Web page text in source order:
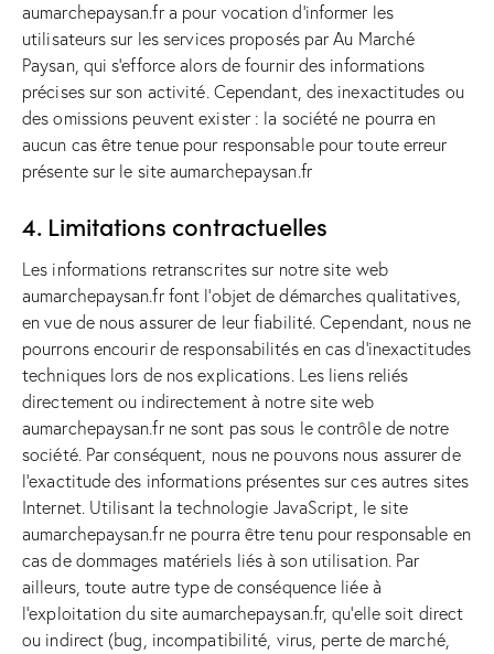
aumarchepaysan.fr a pour vocation d’informer les
utilisateurs sur les services proposés par Au Marché
Paysan, qui s’efforce alors de fournir des informations
précises sur son activité. Cependant, des inexactitudes ou
des omissions peuvent exister : la société ne pourra en
aucun cas être tenue pour responsable pour toute erreur
présente sur le site aumarchepaysan.fr
4. Limitations contractuelles
Les informations retranscrites sur notre site web
aumarchepaysan.fr font l’objet de démarches qualitatives,
en vue de nous assurer de leur fiabilité. Cependant, nous ne
pourrons encourir de responsabilités en cas d’inexactitudes
techniques lors de nos explications. Les liens reliés
directement ou indirectement à notre site web
aumarchepaysan.fr ne sont pas sous le contrôle de notre
société. Par conséquent, nous ne pouvons nous assurer de
l’exactitude des informations présentes sur ces autres sites
Internet. Utilisant la technologie JavaScript, le site
aumarchepaysan.fr ne pourra être tenu pour responsable en
cas de dommages matériels liés à son utilisation. Par
ailleurs, toute autre type de conséquence liée à
l’exploitation du site aumarchepaysan.fr, qu’elle soit direct
ou indirect (bug, incompatibilité, virus, perte de marché,